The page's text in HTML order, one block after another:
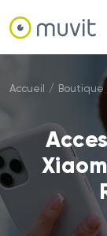
Accueil / Boutique